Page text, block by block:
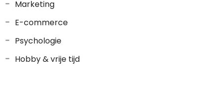
Marketing
E-commerce
Psychologie
Hobby & vrije tijd